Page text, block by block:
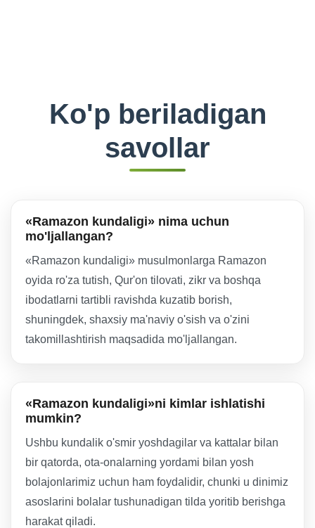
Ko'p beriladigan
savollar
«Ramazon kundaligi» nima uchun
mo'ljallangan?
«Ramazon kundaligi» musulmonlarga Ramazon
oyida ro'za tutish, Qur'on tilovati, zikr va boshqa
ibodatlarni tartibli ravishda kuzatib borish,
shuningdek, shaxsiy ma'naviy o'sish va o'zini
takomillashtirish maqsadida mo'ljallangan.
«Ramazon kundaligi»ni kimlar ishlatishi
mumkin?
Ushbu kundalik o'smir yoshdagilar va kattalar bilan
bir qatorda, ota-onalarning yordami bilan yosh
bolajonlarimiz uchun ham foydalidir, chunki u dinimiz
asoslarini bolalar tushunadigan tilda yoritib berishga
harakat qiladi.